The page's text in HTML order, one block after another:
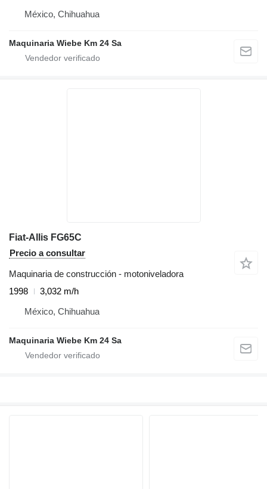
México, Chihuahua
Maquinaria Wiebe Km 24 Sa
Fiat-Allis FG65C
Precio a consultar
Maquinaria de construcción - motoniveladora
1998
3,032 m/h
México, Chihuahua
Maquinaria Wiebe Km 24 Sa